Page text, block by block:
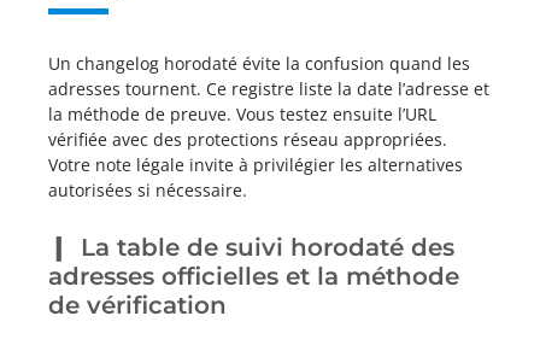
Un changelog horodaté évite la confusion quand les
adresses tournent. Ce registre liste la date l’adresse et
la méthode de preuve. Vous testez ensuite l’URL
vérifiée avec des protections réseau appropriées.
Votre note légale invite à privilégier les alternatives
autorisées si nécessaire.
La table de suivi horodaté des
adresses officielles et la méthode
de vérification